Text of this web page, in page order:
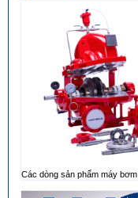
Các dòng sản phẩm máy